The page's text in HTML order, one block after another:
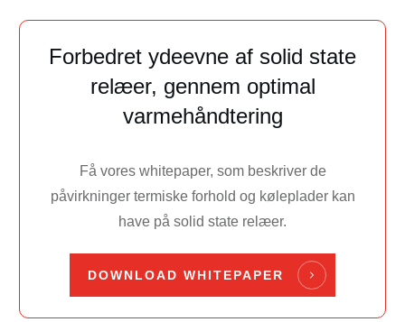
Forbedret ydeevne af solid state
relæer, gennem optimal
varmehåndtering
Få vores whitepaper, som beskriver de
påvirkninger termiske forhold og køleplader kan
have på solid state relæer.
DOWNLOAD WHITEPAPER